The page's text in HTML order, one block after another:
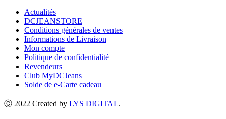
Actualités
DCJEANSTORE
Conditions générales de ventes
Informations de Livraison
Mon compte
Politique de confidentialité
Revendeurs
Club MyDCJeans
Solde de e-Carte cadeau
Ⓒ 2022 Created by LYS DIGITAL.